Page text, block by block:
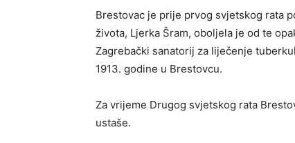
Brestovac je prije prvog svjetskog rata
života, Ljerka Šram, oboljela je od te
Zagrebački sanatorij za liječenje
1913. godine u Brestovcu.
Za vrijeme Drugog svjetskog rata
ustaše.